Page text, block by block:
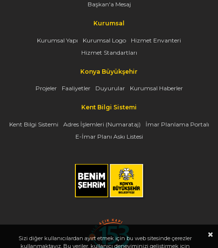
Başkan'a Mesaj
Kurumsal
Kurumsal Yapı Kurumsal Logo
Hizmet Envanteri
Hizmet Standartları
Konya Büyükşehir
Projeler Faaliyetler Duyurular Kurumsal Haberler
Kent Bilgi Sistemi
Kent Bilgi Sistemi Adres İşlemleri (Numarataj)
İmar Planlama Portalı
E-İmar Planı Askı Listesi
Sizi diğer kullanıcılardan ayırt etmek için bu web sitesinde çerezler
kullanmaktayız. Bu veriler, kullanıcı deneyiminizi geliştirmek için